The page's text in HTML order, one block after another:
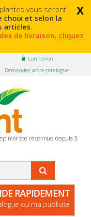
x
vous seront
choix et selon la
articles.
de livraison, cliquez
Connexion
Demandez votre catalogue
reconnue depuis 3
RAPIDEMENT
ou ma publicité